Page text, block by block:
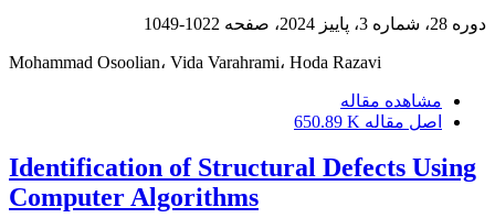
دوره 28، شماره 3، پاییز 2024، صفحه 1022-1049
Mohammad Osoolian، Vida Varahrami، Hoda Razavi
مشاهده مقاله
اصل مقاله 650.89 K
Identification of Structural Defects Using
Computer Algorithms